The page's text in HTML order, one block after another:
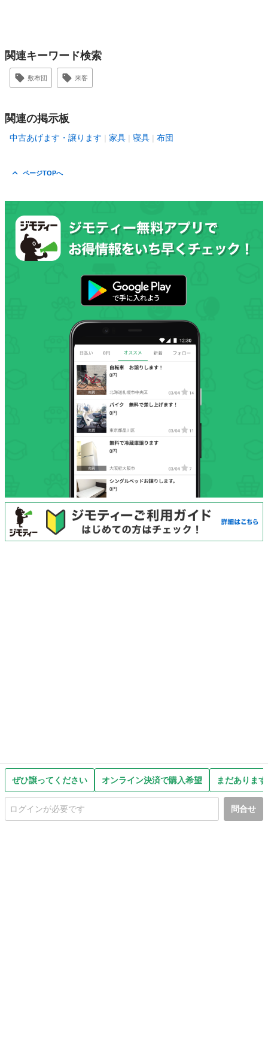
ぜひ譲ってください オンライン決済で購入希望 まだありま
問合せ
関連キーワード検索
敷布団 来客
関連の掲示板
中古あげます・譲ります 家具 寝具 布団
ページTOPへ